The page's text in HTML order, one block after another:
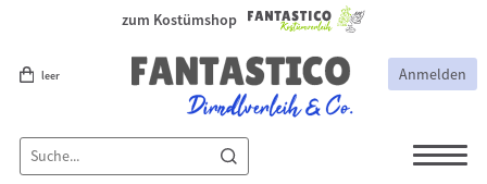
zum Kostümshop
leer Anmelden